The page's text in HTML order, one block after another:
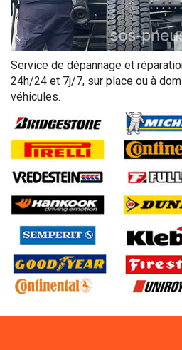
Service de dépannage et
24h/24 et 7j/7, sur place ou à
véhicules.